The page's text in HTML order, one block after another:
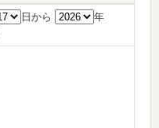
日から
年